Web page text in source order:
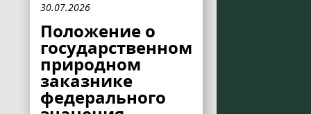
30.07.2026
Положение о
государственном
природном
заказнике
федерального